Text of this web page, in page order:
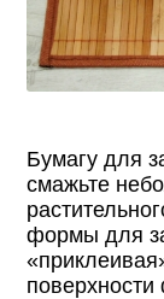
Бумагу для
смажьте
формы для